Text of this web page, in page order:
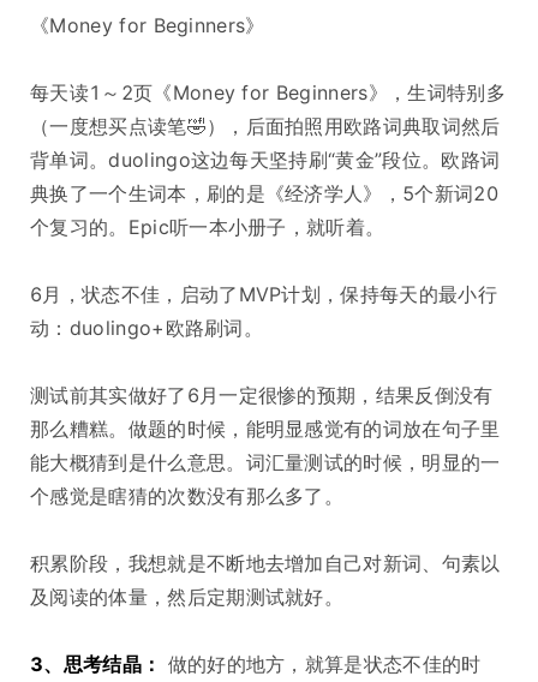
《Money for Beginners》
每天读1～2页《Money for Beginners》，生词特别多
（一度想买点读笔🤣），后面拍照用欧路词典取词然后
背单词。duolingo这边每天坚持刷“黄金”段位。欧路词
典换了一个生词本，刷的是《经济学人》，5个新词20
个复习的。Epic听一本小册子，就听着。
6月，状态不佳，启动了MVP计划，保持每天的最小行
动：duolingo+欧路刷词。
测试前其实做好了6月一定很惨的预期，结果反倒没有
那么糟糕。做题的时候，能明显感觉有的词放在句子里
能大概猜到是什么意思。词汇量测试的时候，明显的一
个感觉是瞎猜的次数没有那么多了。
积累阶段，我想就是不断地去增加自己对新词、句素以
及阅读的体量，然后定期测试就好。
3、思考结晶： 做的好的地方，就算是状态不佳的时